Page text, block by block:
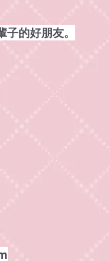
的好朋友。